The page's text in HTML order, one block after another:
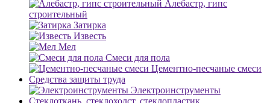
Алебастр, гипс
строительный
Затирка
Известь
Мел
Смеси для пола
Цементно-песчаные смеси
Средства защиты труда
Электроинструменты
Стеклоткань, стеклохолст, стеклопластик